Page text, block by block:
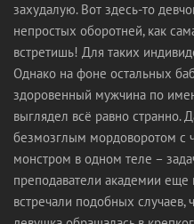
захудалую. Вот здесь-то
непростых оборотней, как
встретишь! Для таких
Однако на фоне остальных
здоровенный мужчина по
выглядел всё равно странно.
безмозглым мордоворотом с
монстром в одном теле –
преподаватели академии еще
встречали подобных случаев,